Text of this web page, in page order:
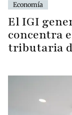
Economía
El IGI
concentra
tributaria